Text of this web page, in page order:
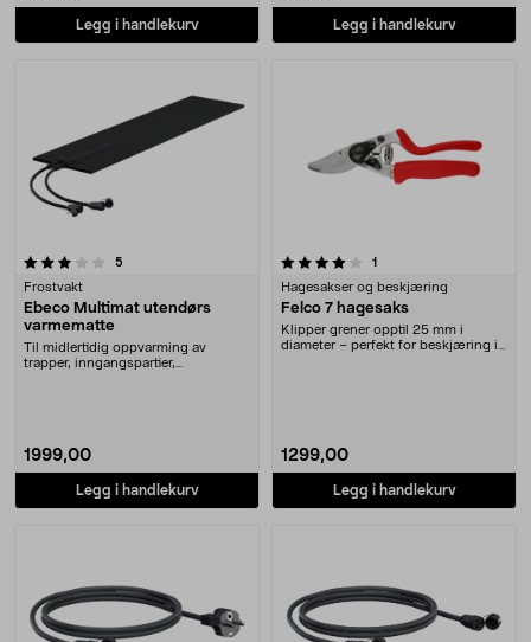
Legg i handlekurv Legg i handlekurv
5
Frostvakt
Ebeco Multimat utendørs
varmematte
Til midlertidig oppvarming av
trapper, inngangspartier,
1999,00
Legg i handlekurv
4.0 av 5 stjerner 1
Hagesakser og beskjæring
Felco 7 hagesaks
Klipper grener opptil 25 mm i
diameter – perfekt for beskjæring i
1299,00
Legg i handlekurv